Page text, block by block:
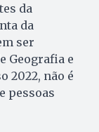
da
da
ser
Geografia e
2022, não é
pessoas